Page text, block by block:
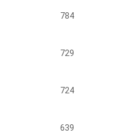
784
729
724
639